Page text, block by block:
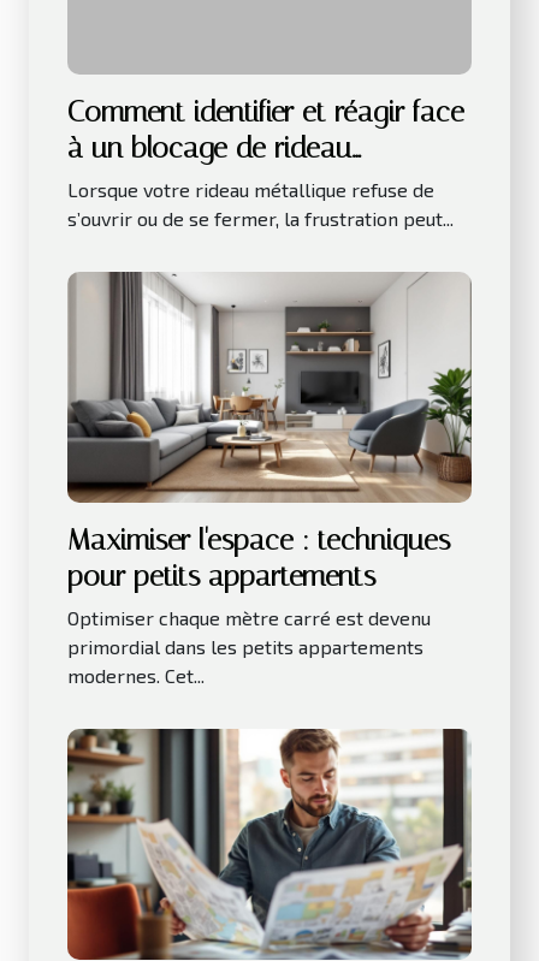
Comment identifier et réagir face
à un blocage de rideau
métallique ?
Lorsque votre rideau métallique refuse de
s’ouvrir ou de se fermer, la frustration peut...
Maximiser l'espace : techniques
pour petits appartements
Optimiser chaque mètre carré est devenu
primordial dans les petits appartements
modernes. Cet...